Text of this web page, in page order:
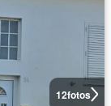
12fotos